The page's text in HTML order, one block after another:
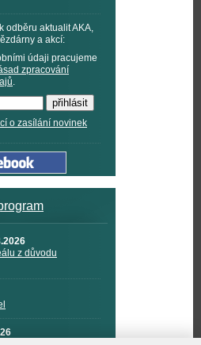
odběru aktualit AKA,
a akcí:
údaji pracujeme
zpracování
.
o zasílání novinek
z důvodu